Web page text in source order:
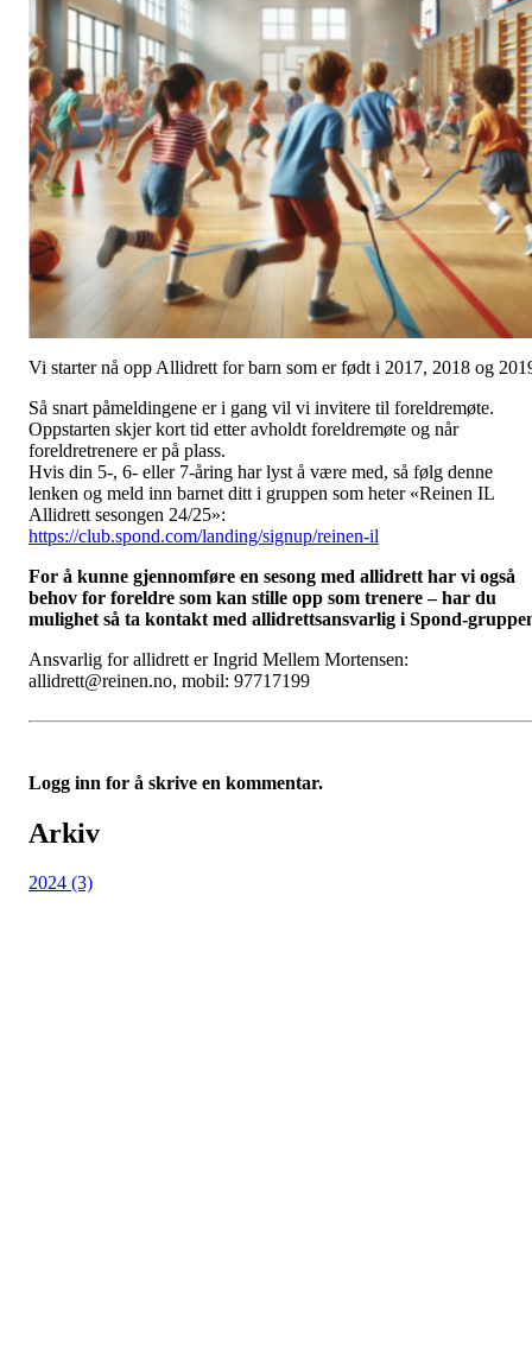
Vi starter nå opp Allidrett for barn som er født i 2017, 2018 og
Så snart påmeldingene er i gang vil vi invitere til foreldremøte.
Oppstarten skjer kort tid etter avholdt foreldremøte og når
foreldretrenere er på plass.
Hvis din 5-, 6- eller 7-åring har lyst å være med, så følg denne
lenken og meld inn barnet ditt i gruppen som heter «Reinen IL
Allidrett sesongen 24/25»:
https://club.spond.com/landing/signup/reinen-il
For å kunne gjennomføre en sesong med allidrett har vi også
behov for foreldre som kan stille opp som trenere – har du
mulighet så ta kontakt med allidrettsansvarlig i Spond-
Ansvarlig for allidrett er Ingrid Mellem Mortensen:
allidrett@reinen.no, mobil: 97717199
Logg inn for å skrive en kommentar.
Arkiv
2024 (3)